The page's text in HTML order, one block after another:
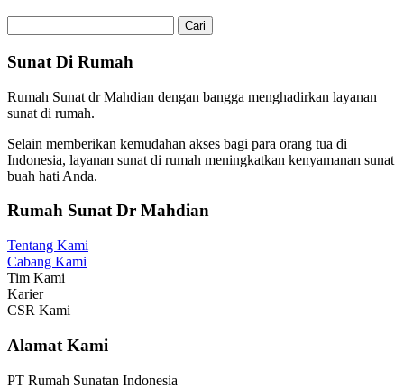
untuk:
Sunat Di Rumah
Rumah Sunat dr Mahdian dengan bangga menghadirkan layanan
sunat di rumah.
Selain memberikan kemudahan akses bagi para orang tua di
Indonesia, layanan sunat di rumah meningkatkan kenyamanan sunat
buah hati Anda.
Rumah Sunat Dr Mahdian
Tentang Kami
Cabang Kami
Tim Kami
Karier
CSR Kami
Alamat Kami
PT Rumah Sunatan Indonesia